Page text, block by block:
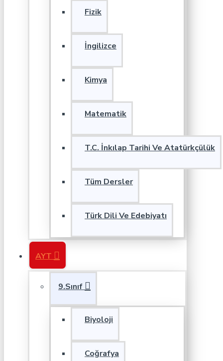
Fizik
İngilizce
Kimya
Matematik
T.C. İnkılap Tarihi Ve Atatürkçülük
Tüm Dersler
Türk Dili Ve Edebiyatı
AYT
9.Sınıf
Biyoloji
Coğrafya